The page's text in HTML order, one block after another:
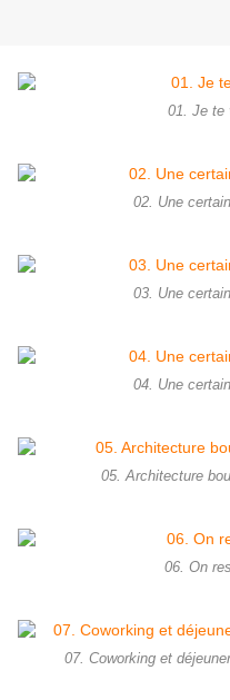
01. Je te
02. Une
03. Une
04. Une
05. Architecture
06. On
07. Coworking et